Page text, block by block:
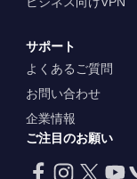
サポート
よくあるご質問
お問い合わせ
企業情報
ご注目のお願い